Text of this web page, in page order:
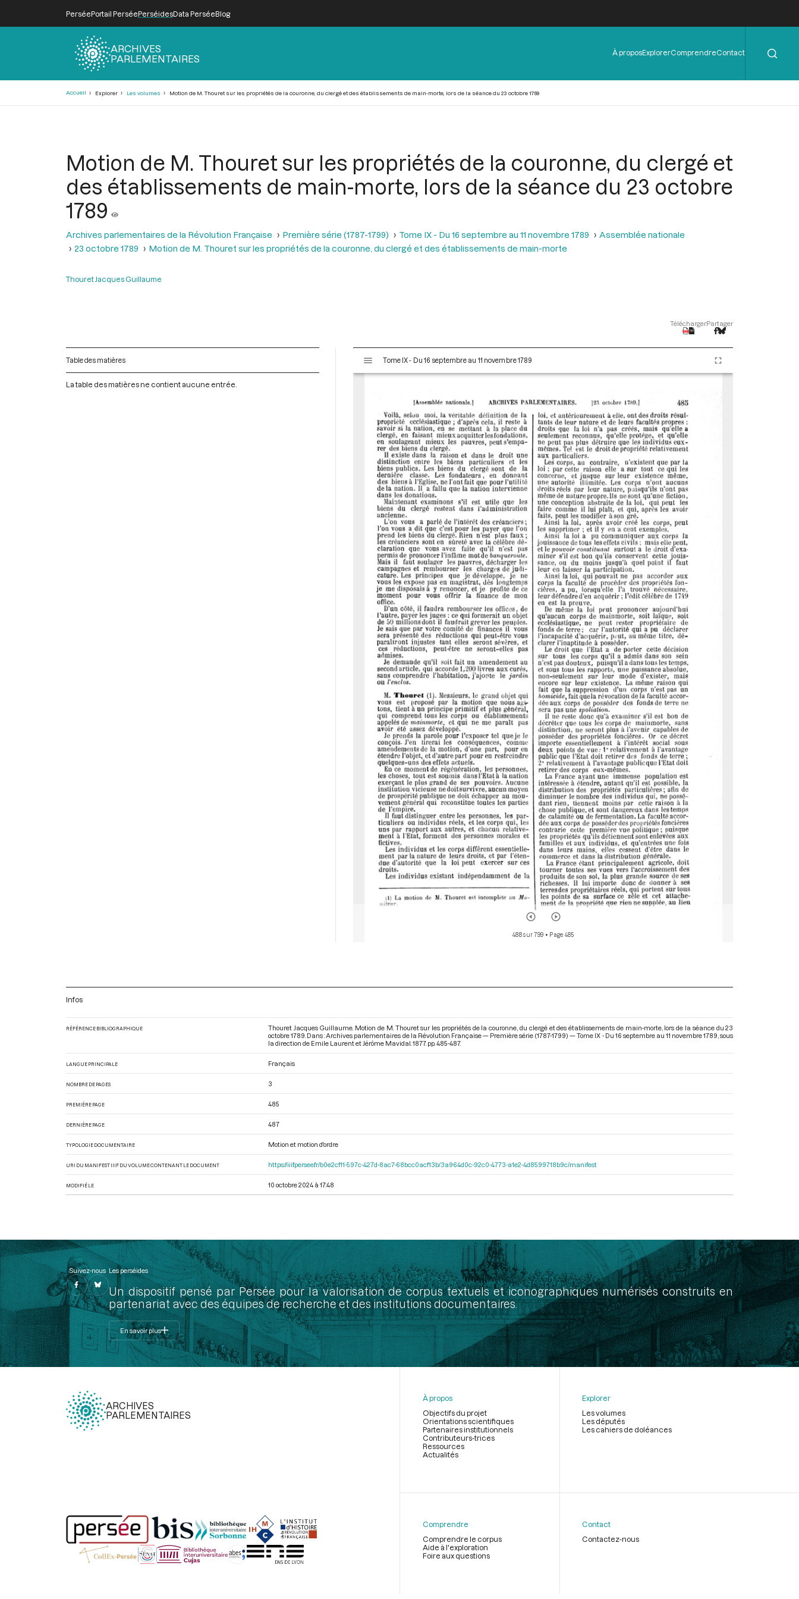
PerséePortail PerséePerséidesData PerséeBlog
ARCHIVES
PARLEMENTAIRES
Menu
de
À proposExplorerComprendreContact
Accueil Explorer Les volumes Motion de M. Thouret sur les propriétés de la couronne, du clergé et des établissements de main-morte, lors de la séance du 23 octobre 1789
Motion de M. Thouret sur les propriétés de la couronne, du clergé et
des établissements de main-morte, lors de la séance du 23 octobre
1789
Archives parlementaires de la Révolution Française Première série (1787-1799) Tome IX - Du 16 septembre au 11 novembre 1789
Assemblée nationale
23 octobre 1789
Motion de M. Thouret sur les propriétés de la couronne, du clergé et des établissements de main-morte
Thouret Jacques Guillaume
TéléchargerPartager
Table des matières
La table des matières ne contient aucune entrée.
s
Tome IX - Du 16 septembre au 11 novembre 1789
488 sur 799 • Page 485
Infos
RÉFÉRENCE BIBLIOGRAPHIQUE
Thouret Jacques Guillaume. Motion de M. Thouret sur les propriétés de la couronne, du clergé et des établissements de main-morte, lors de la séance du 23
octobre 1789. Dans : Archives parlementaires de la Révolution Française — Première série (1787-1799) — Tome IX - Du 16 septembre au 11 novembre 1789 , sous
la direction de Emile Laurent et Jérôme Mavidal. 1877. pp. 485-487.
LANGUE PRINCIPALE Français
NOMBRE DE PAGES 3
PREMIÈRE PAGE 485
DERNIÈRE PAGE 487
TYPOLOGIE DOCUMENTAIRE Motion et motion d'ordre
URI DU MANIFEST IIIF DU VOLUME CONTENANT LE DOCUMENT https://iiif.persee.fr/b0e2cf11-597c-427d-8ac7-68bcc0acf13b/3a964d0c-92c0-4773-a1e2-4d8599718b9c/manifest
MODIFIÉ LE 10 octobre 2024 à 17:48
Suivez-nous Les perséides
Un dispositif pensé par Persée pour la valorisation de corpus textuels et iconographiques numérisés construits en
partenariat avec des équipes de recherche et des institutions documentaires.
En savoir plus
ARCHIVES
PARLEMENTAIRES
page
À propos
Objectifs du projet
Orientations scientifiques
Partenaires institutionnels
Contributeurs-trices
Ressources
Actualités
Explorer
Les volumes
Les députés
Les cahiers de doléances
Comprendre
Comprendre le corpus
Aide à l'exploration
Foire aux questions
Contact
Contactez-nous